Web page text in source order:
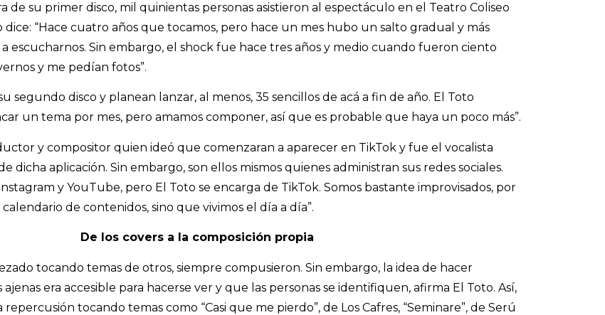
de su primer disco, mil quinientas personas asistieron al espectáculo en el Teatro Coliseo
dice: “Hace cuatro años que tocamos, pero hace un mes hubo un salto gradual y más
escucharnos. Sin embargo, el shock fue hace tres años y medio cuando fueron ciento
y me pedían fotos”.
segundo disco y planean lanzar, al menos, 35 sencillos de acá a fin de año. El Toto
un tema por mes, pero amamos componer, así que es probable que haya un poco más”.
y compositor quien ideó que comenzaran a aparecer en TikTok y fue el vocalista
dicha aplicación. Sin embargo, son ellos mismos quienes administran sus redes sociales.
y YouTube, pero El Toto se encarga de TikTok. Somos bastante improvisados, por
de contenidos, sino que vivimos el día a día”.
De los covers a la composición propia
tocando temas de otros, siempre compusieron. Sin embargo, la idea de hacer
ajenas era accesible para hacerse ver y que las personas se identifiquen, afirma El Toto. Así,
tocando temas como “Casi que me pierdo”, de Los Cafres, “Seminare”, de Serú